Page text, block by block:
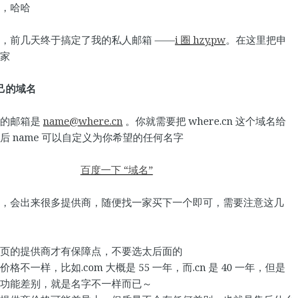
哈哈
前几天终于搞定了我的私人邮箱 ——i 圈 hzy.pw。在这里把申
的域名
邮箱是 name@where.cn 。你就需要把 where.cn 这个域名给
name 可以自定义为你希望的任何名字
百度一下 “域名”
会出来很多提供商，随便找一家买下一个即可，需要注意这几
的提供商才有保障点，不要选太后面的
格不一样，比如.com 大概是 55 一年，而.cn 是 40 一年，但是
能差别，就是名字不一样而已～